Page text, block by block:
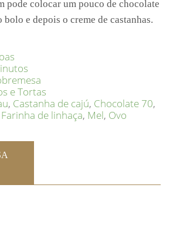
pode colocar um pouco de chocolate
e depois o creme de castanhas.
e Tortas
, Castanha de cajú, Chocolate 70,
Farinha de linhaça, Mel, Ovo